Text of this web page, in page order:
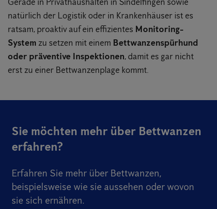
natürlich der Logistik oder in Krankenhäuser ist es
ratsam, proaktiv auf ein effizientes Monitoring-
System zu setzen mit einem Bettwanzenspürhund
oder präventive Inspektionen, damit es gar nicht
erst zu einer Bettwanzenplage kommt.
Sie möchten mehr über Bettwanzen
erfahren?
Erfahren Sie mehr über Bettwanzen,
beispielsweise wie sie aussehen oder wovon
sie sich ernähren.